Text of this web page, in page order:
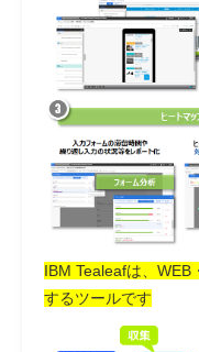
IBM Tealeafは、
するツールです